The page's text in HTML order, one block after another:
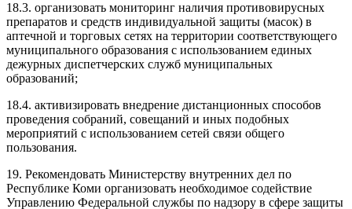
18.3. организовать мониторинг наличия противовирусных
препаратов и средств индивидуальной защиты (масок) в
аптечной и торговых сетях на территории соответствующего
муниципального образования с использованием единых
дежурных диспетчерских служб муниципальных
образований;
18.4. активизировать внедрение дистанционных способов
проведения собраний, совещаний и иных подобных
мероприятий с использованием сетей связи общего
пользования.
19. Рекомендовать Министерству внутренних дел по
Республике Коми организовать необходимое содействие
Управлению Федеральной службы по надзору в сфере защиты